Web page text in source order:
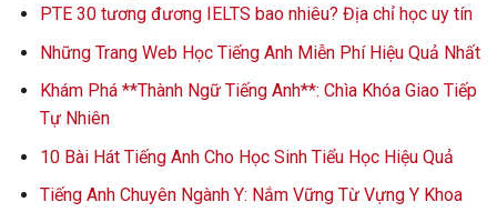
PTE 30 tương đương IELTS bao nhiêu? Địa chỉ học uy tín
Những Trang Web Học Tiếng Anh Miễn Phí Hiệu Quả Nhất
Khám Phá **Thành Ngữ Tiếng Anh**: Chìa Khóa Giao Tiếp
Tự Nhiên
10 Bài Hát Tiếng Anh Cho Học Sinh Tiểu Học Hiệu Quả
Tiếng Anh Chuyên Ngành Y: Nắm Vững Từ Vựng Y Khoa